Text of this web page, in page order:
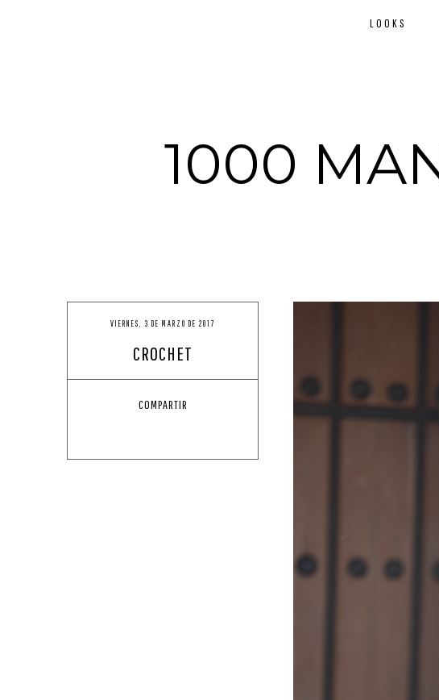
1000
LOOKS
VIERNES, 3 DE MARZO DE 2017
CROCHET
COMPARTIR